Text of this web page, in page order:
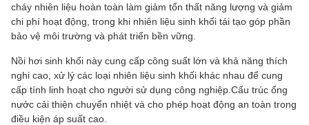
cháy nhiên liệu hoàn toàn làm giảm tổn thất năng lượng và giảm
chi phí hoạt động, trong khi nhiên liệu sinh khối tái tạo góp phần
bảo vệ môi trường và phát triển bền vững.
Nồi hơi sinh khối này cung cấp công suất lớn và khả năng thích
nghi cao, xử lý các loại nhiên liệu sinh khối khác nhau để cung
cấp tính linh hoạt cho người sử dụng công nghiệp.Cấu trúc ống
nước cải thiện chuyển nhiệt và cho phép hoạt động an toàn trong
điều kiện áp suất cao.